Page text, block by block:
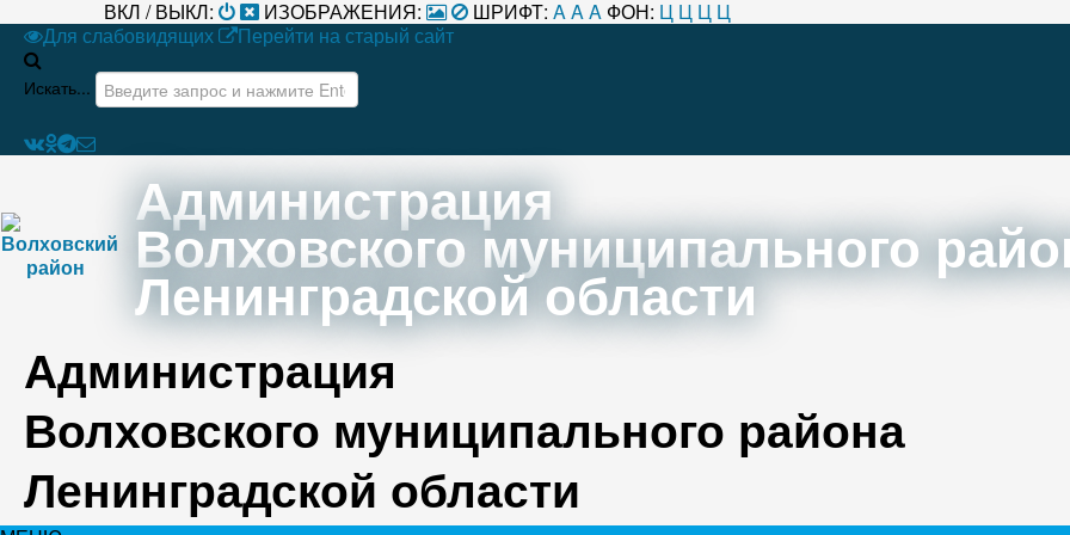
ВКЛ / ВЫКЛ: ИЗОБРАЖЕНИЯ: ШРИФТ: AAA ФОН: Ц Ц Ц Ц
Для слабовидящих
Перейти на старый сайт
Искать...
Администрация
Волховского муниципального
Ленинградской области
Администрация
Волховского муниципального района
Ленинградской области